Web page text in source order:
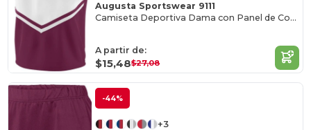
Augusta Sportswear 9111
Camiseta Deportiva Dama con Panel de Contraste
A partir de:
$15,48$27,08
-44%
+3